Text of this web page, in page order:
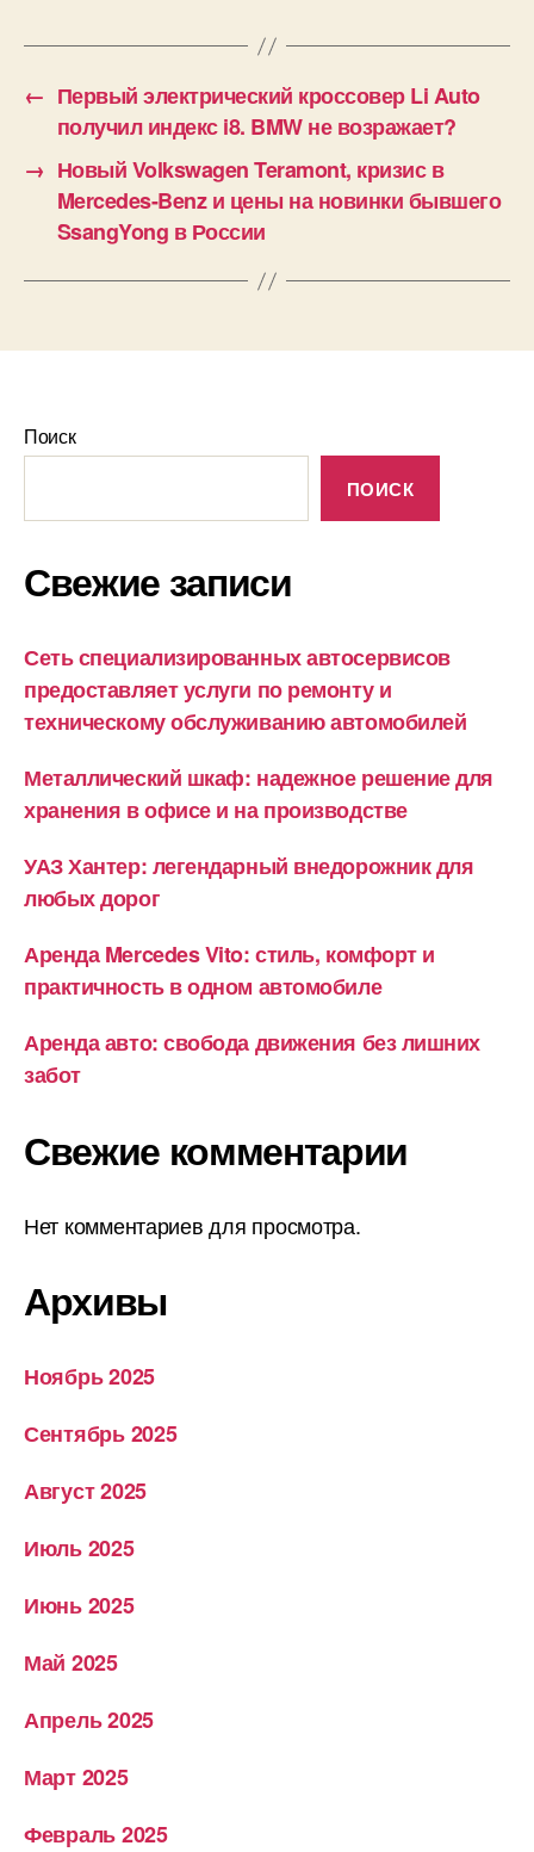
← Первый электрический кроссовер Li Auto
получил индекс i8. BMW не возражает?
→ Новый Volkswagen Teramont, кризис в
Mercedes-Benz и цены на новинки бывшего
SsangYong в России
Поиск
ПОИСК
Свежие записи
Сеть специализированных автосервисов
предоставляет услуги по ремонту и
техническому обслуживанию автомобилей
Металлический шкаф: надежное решение для
хранения в офисе и на производстве
УАЗ Хантер: легендарный внедорожник для
любых дорог
Аренда Mercedes Vito: стиль, комфорт и
практичность в одном автомобиле
Аренда авто: свобода движения без лишних
забот
Свежие комментарии
Нет комментариев для просмотра.
Архивы
Ноябрь 2025
Сентябрь 2025
Август 2025
Июль 2025
Июнь 2025
Май 2025
Апрель 2025
Март 2025
Февраль 2025